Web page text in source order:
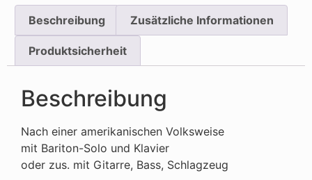
Beschreibung Zusätzliche Informationen
Produktsicherheit
Beschreibung
Nach einer amerikanischen Volksweise
mit Bariton-Solo und Klavier
oder zus. mit Gitarre, Bass, Schlagzeug